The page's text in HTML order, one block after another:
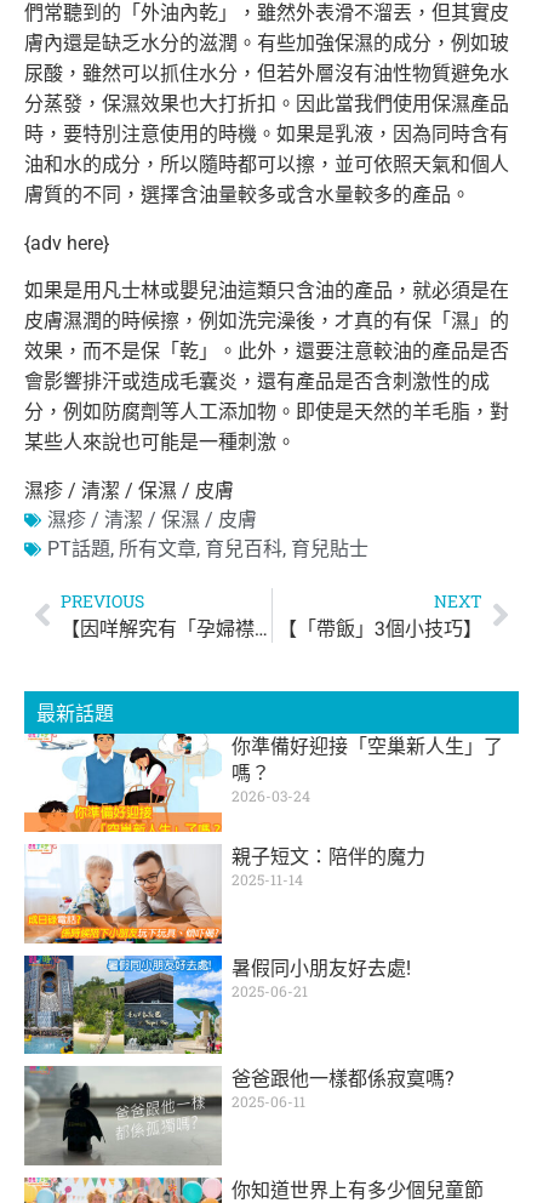
們常聽到的「外油內乾 」，雖然外表滑不溜丟，但其實皮
膚內還是缺乏水分的滋潤。 有些加強保濕的成分，例如玻
尿酸，雖然可以抓住水分，但若外層沒有油性物質避免水
分蒸發，保濕效果也大打折扣。因此當我們使用保濕產品
時，要特別注意使用的時機。如果是乳液，因為同時含有
油和水的成分，所以隨時都可以擦，並可依照天氣和個人
膚質的不同，選擇含油量較多或含水量較多的產品。
{adv here}
如果是用凡士林或嬰兒油這類只含油的產品，就必須是在
皮膚濕潤的時候擦，例如洗完澡後，才真的有保「濕」的
效果，而不是保「乾」
。此外，還要注意較油的產品是否
會影響排汗或造成毛囊炎，還有產品是否含刺激性的成
分，例如防腐劑等人工添加物。即使是天然的羊毛脂，對
某些人來說也可能是一種刺激。
濕疹 / 清潔 / 保濕 / 皮膚
濕疹 / 清潔 / 保濕 / 皮膚
PT話題, 所有文章, 育兒百科, 育兒貼士
PREVIOUS
【因咩解究有「孕婦襟章」】
NEXT
【「帶飯」3個小技巧】
最新話題
你準備好迎接「空巢新人生」了
嗎？
2026-03-24
親子短文：陪伴的魔力
2025-11-14
暑假同小朋友好去處!
2025-06-21
爸爸跟他一樣都係寂寞嗎?
2025-06-11
你知道世界上有多少個兒童節